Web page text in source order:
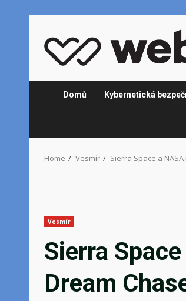
content
Domů Kybernetická
Home Vesmír Sierra Space a
Vesmír
Sierra
Dream